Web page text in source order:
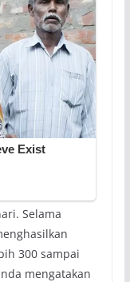
Selama
300 sampai
mengatakan